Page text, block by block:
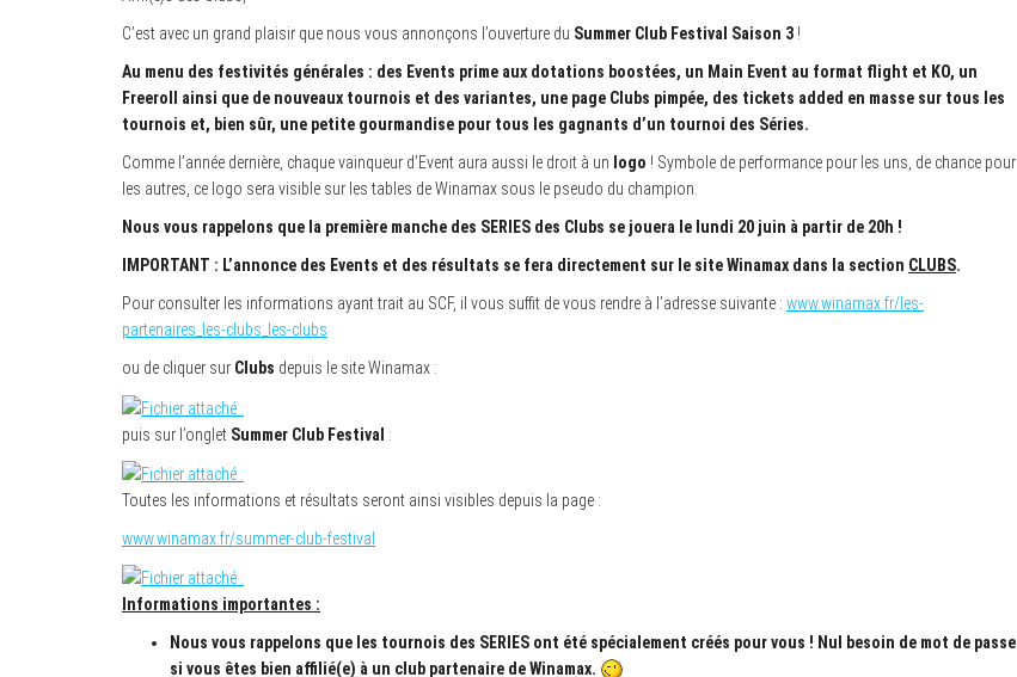
C’est avec un grand plaisir que nous vous annonçons l’ouverture du Summer Club Festival Saison 3 !
Au menu des festivités générales : des Events prime aux dotations boostées, un Main Event au format flight et KO, un
Freeroll ainsi que de nouveaux tournois et des variantes, une page Clubs pimpée, des tickets added en masse sur tous les
tournois et, bien sûr, une petite gourmandise pour tous les gagnants d’un tournoi des Séries.
Comme l’année dernière, chaque vainqueur d’Event aura aussi le droit à un logo ! Symbole de performance pour les uns, de chance pour
les autres, ce logo sera visible sur les tables de Winamax sous le pseudo du champion.
Nous vous rappelons que la première manche des SERIES des Clubs se jouera le lundi 20 juin à partir de 20h !
IMPORTANT : L’annonce des Events et des résultats se fera directement sur le site Winamax dans la section CLUBS.
Pour consulter les informations ayant trait au SCF, il vous suffit de vous rendre à l’adresse suivante : www.winamax.fr/les-
partenaires_les-clubs_les-clubs
ou de cliquer sur Clubs depuis le site Winamax :
puis sur l’onglet Summer Club Festival :
Toutes les informations et résultats seront ainsi visibles depuis la page :
www.winamax.fr/summer-club-festival
Informations importantes :
Nous vous rappelons que les tournois des SERIES ont été spécialement créés pour vous ! Nul besoin de mot de passe
si vous êtes bien affilié(e) à un club partenaire de Winamax.